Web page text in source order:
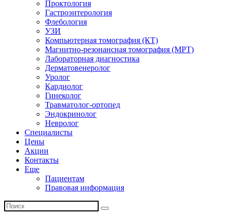
Проктология
Гастроэнтерология
Флебология
УЗИ
Компьютерная томография (КТ)
Магнитно-резонансная томография (МРТ)
Лабораторная диагностика
Дерматовенеролог
Уролог
Кардиолог
Гинеколог
Травматолог-ортопед
Эндокринолог
Невролог
Специалисты
Цены
Акции
Контакты
Еще
Пациентам
Правовая информация